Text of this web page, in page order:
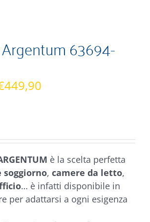
63694-
449,90
€449,90
è la scelta perfetta
soggiorno, camere da letto,
… è infatti disponibile in
per adattarsi a ogni esigenza